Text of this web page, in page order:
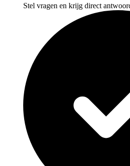
Stel vragen en krijg direct